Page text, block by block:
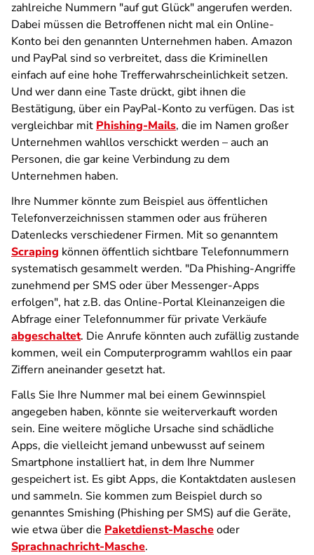
zahlreiche Nummern "auf gut Glück" angerufen werden.
Dabei müssen die Betroffenen nicht mal ein Online-
Konto bei den genannten Unternehmen haben. Amazon
und PayPal sind so verbreitet, dass die Kriminellen
einfach auf eine hohe Trefferwahrscheinlichkeit setzen.
Und wer dann eine Taste drückt, gibt ihnen die
Bestätigung, über ein PayPal-Konto zu verfügen. Das ist
vergleichbar mit Phishing-Mails, die im Namen großer
Unternehmen wahllos verschickt werden – auch an
Personen, die gar keine Verbindung zu dem
Unternehmen haben.
Ihre Nummer könnte zum Beispiel aus öffentlichen
Telefonverzeichnissen stammen oder aus früheren
Datenlecks verschiedener Firmen. Mit so genanntem
Scraping können öffentlich sichtbare Telefonnummern
systematisch gesammelt werden. "Da Phishing-Angriffe
zunehmend per SMS oder über Messenger-Apps
erfolgen", hat z.B. das Online-Portal Kleinanzeigen die
Abfrage einer Telefonnummer für private Verkäufe
abgeschaltet. Die Anrufe könnten auch zufällig zustande
kommen, weil ein Computerprogramm wahllos ein paar
Ziffern aneinander gesetzt hat.
Falls Sie Ihre Nummer mal bei einem Gewinnspiel
angegeben haben, könnte sie weiterverkauft worden
sein. Eine weitere mögliche Ursache sind schädliche
Apps, die vielleicht jemand unbewusst auf seinem
Smartphone installiert hat, in dem Ihre Nummer
gespeichert ist. Es gibt Apps, die Kontaktdaten auslesen
und sammeln. Sie kommen zum Beispiel durch so
genanntes Smishing (Phishing per SMS) auf die Geräte,
wie etwa über die Paketdienst-Mascheoder
Sprachnachricht-Masche.